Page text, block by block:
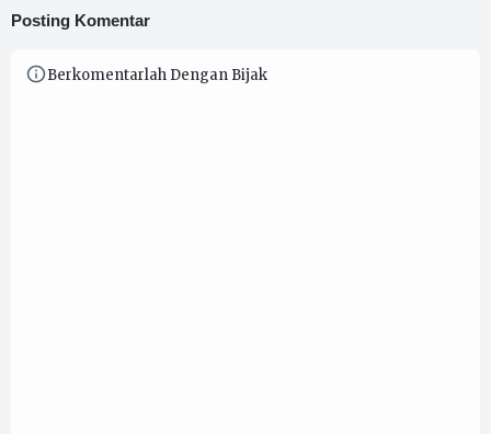
Posting Komentar
Berkomentarlah Dengan Bijak